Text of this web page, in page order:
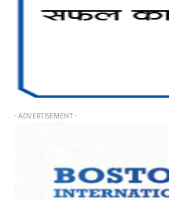
- ADVERTISEMENT -